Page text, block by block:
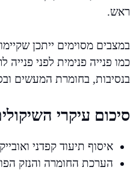
ראש.
במצבים מסוימים ייתכן
כמו פנייה פנימית לפני
בנסיבות, בחומרת המעשים
סיכום עיקרי
איסוף תיעוד קפדני
הערכת החומרה והנזק